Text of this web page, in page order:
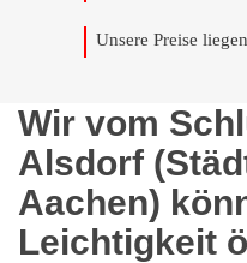
Unsere Preise
Wir vom
Alsdorf
Aachen)
Leichtigkeit